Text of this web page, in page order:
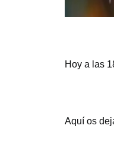
Hoy a las
Aquí os